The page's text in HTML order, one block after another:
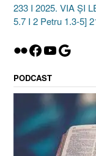
233 I 2025. VIA ȘI
5.7 I 2 Petru 1.3-5]
Flickr
Facebook
YouTube
Google
PODCAST